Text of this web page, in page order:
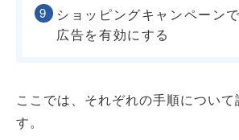
ショッピングキャンペーン
広告を有効にする
ここでは、それぞれの手順について
す。